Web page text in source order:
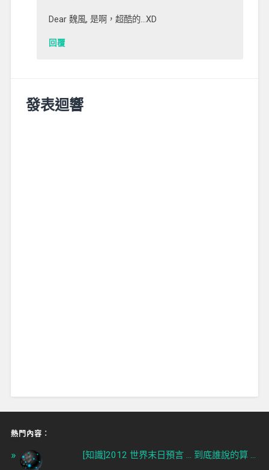
Dear 魏風, 是啊，超酷的…XD
回覆
發表迴響
熱門內容︰
[知識]2012 世界末日預言 ... 到底誰說的算 ...